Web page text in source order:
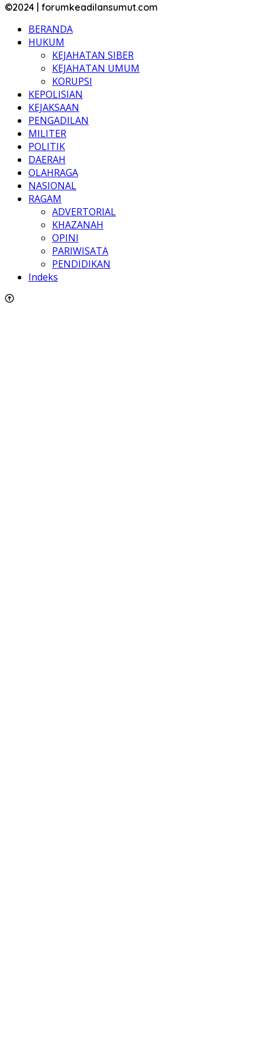
©2024 | forumkeadilansumut.com
BERANDA
HUKUM
KEJAHATAN SIBER
KEJAHATAN UMUM
KORUPSI
KEPOLISIAN
KEJAKSAAN
PENGADILAN
MILITER
POLITIK
DAERAH
OLAHRAGA
NASIONAL
RAGAM
ADVERTORIAL
KHAZANAH
OPINI
PARIWISATA
PENDIDIKAN
Indeks